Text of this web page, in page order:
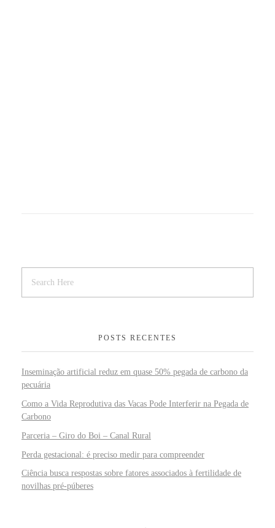
POSTS RECENTES
Inseminação artificial reduz em quase 50% pegada de carbono da
pecuária
Como a Vida Reprodutiva das Vacas Pode Interferir na Pegada de
Carbono
Parceria – Giro do Boi – Canal Rural
Perda gestacional: é preciso medir para compreender
Ciência busca respostas sobre fatores associados à fertilidade de
novilhas pré-púberes